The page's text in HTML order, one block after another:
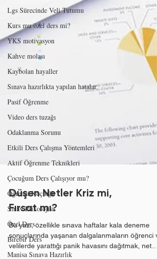
Lgs Sürecinde Veli Tutumu
Kurs mu özel ders mi?
YKS motivasyon
Kahve molası
Kaybolan hayaller
Sınava hazırlıkta yapılan hatalar
Pasif Öğrenme
Video ders tuzağı
Odaklanma Sorunu
Etkili Ders Çalışma Yöntemleri
Aktif Öğrenme Teknikleri
Çocuğum Ders Çalışıyor mu?
Öğrenci Koçluğu
Sınav Psikolojisi
Özel Ders
Birebir Ders
Manisa Sınava Hazırlık
Düşen Netler Kriz mi,
Fırsat mı?
Bu yazı, özellikle sınava haftalar kala deneme
sonuçlarında yaşanan dalgalanmaların öğrenci